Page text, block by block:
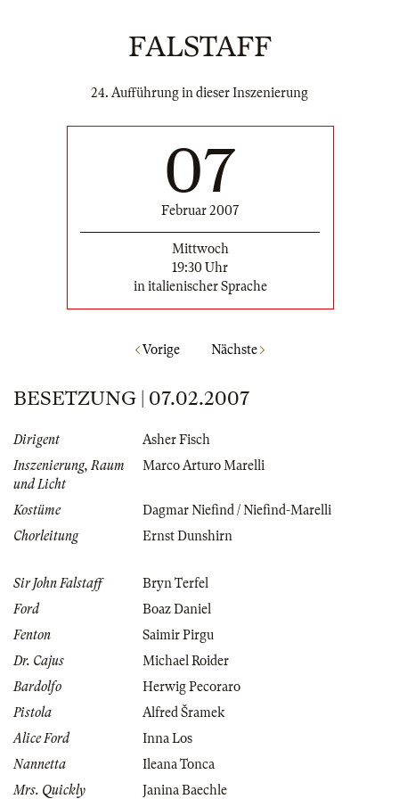
FALSTAFF
24. Aufführung in dieser Inszenierung
07
Februar 2007
Mittwoch
19:30 Uhr
in italienischer Sprache
Vorige Nächste
BESETZUNG | 07.02.2007
Dirigent
Asher Fisch
Inszenierung, Raum
und Licht
Marco Arturo Marelli
Kostüme
Dagmar Niefind / Niefind-Marelli
Chorleitung
Ernst Dunshirn
Sir John Falstaff
Bryn Terfel
Ford
Boaz Daniel
Fenton
Saimir Pirgu
Dr. Cajus
Michael Roider
Bardolfo
Herwig Pecoraro
Pistola
Alfred Šramek
Alice Ford
Inna Los
Nannetta
Ileana Tonca
Mrs. Quickly
Janina Baechle